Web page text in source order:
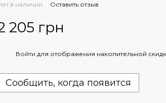
в наличии Оставить отзыв
205 грн
Войти для отображения накопительной
Сообщить, когда появится